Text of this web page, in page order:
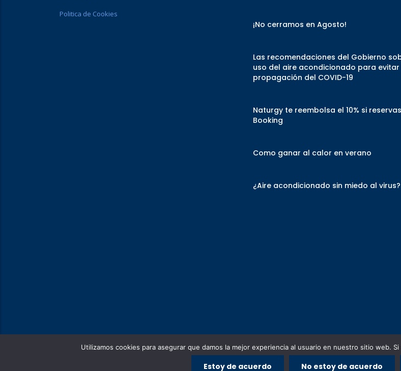
Politica de Cookies
¡No cerramos en Agosto!
Las recomendaciones del Gobierno
uso del aire acondicionado para evitar
propagación del COVID-19
Naturgy te reembolsa el 10% si
Booking
Como ganar al calor en verano
¿Aire acondicionado sin miedo al virus?
Utilizamos cookies para asegurar que damos la mejor experiencia al usuario en nuestro sitio web.
Estoy de acuerdo No estoy de acuerdo